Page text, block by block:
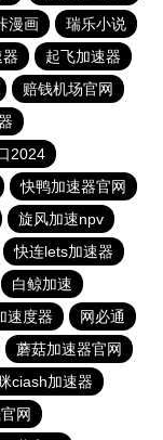
漫画
瑞乐小说
起飞加速器
赔钱机场官网
2024
快鸭加速器官网
旋风加速npv
快连lets加速器
白鲸加速
速度器
网必通
蘑菇加速器官网
ciash加速器
网